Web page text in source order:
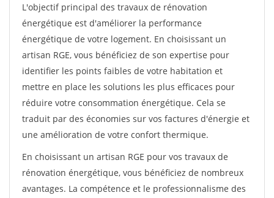
L'objectif principal des travaux de rénovation
énergétique est d'améliorer la performance
énergétique de votre logement. En choisissant un
artisan RGE, vous bénéficiez de son expertise pour
identifier les points faibles de votre habitation et
mettre en place les solutions les plus efficaces pour
réduire votre consommation énergétique. Cela se
traduit par des économies sur vos factures d'énergie et
une amélioration de votre confort thermique.
En choisissant un artisan RGE pour vos travaux de
rénovation énergétique, vous bénéficiez de nombreux
avantages. La compétence et le professionnalisme des